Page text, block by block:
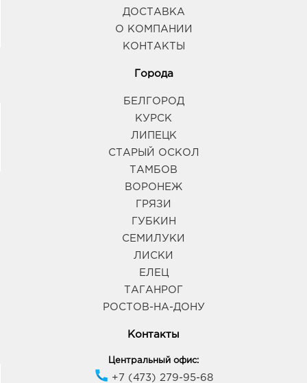
ДОСТАВКА
О КОМПАНИИ
КОНТАКТЫ
Города
БЕЛГОРОД
КУРСК
ЛИПЕЦК
СТАРЫЙ ОСКОЛ
ТАМБОВ
ВОРОНЕЖ
ГРЯЗИ
ГУБКИН
СЕМИЛУКИ
ЛИСКИ
ЕЛЕЦ
ТАГАНРОГ
РОСТОВ-НА-ДОНУ
Контакты
Центральный офис:
+7 (473) 279-95-68